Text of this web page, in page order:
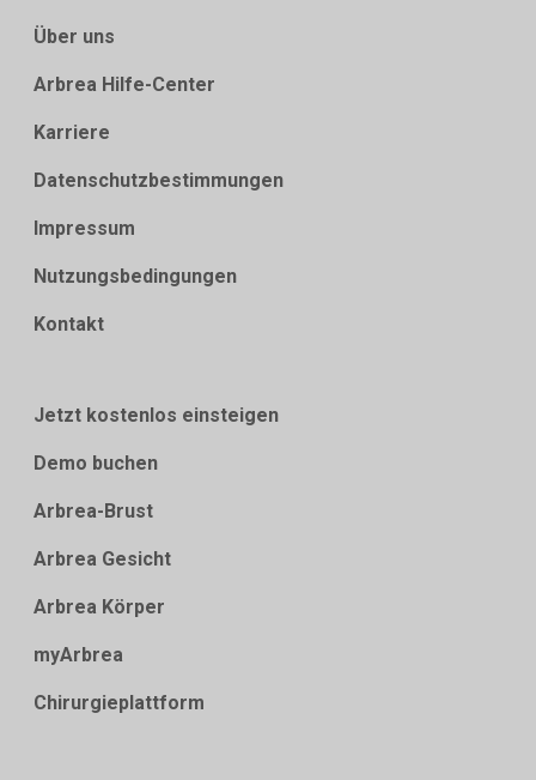
Über uns
Arbrea Hilfe-Center
Karriere
Datenschutzbestimmungen
Impressum
Nutzungsbedingungen
Kontakt
Jetzt kostenlos einsteigen
Demo buchen
Arbrea-Brust
Arbrea Gesicht
Arbrea Körper
myArbrea
Chirurgieplattform